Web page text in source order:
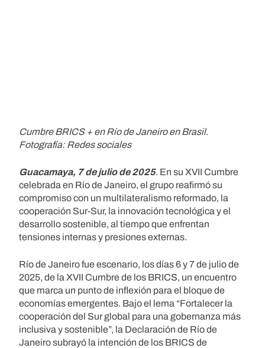
Cumbre BRICS + en Río de Janeiro en Brasil.
Fotografía: Redes sociales
Guacamaya, 7 de julio de 2025. En su XVII Cumbre
celebrada en Río de Janeiro, el grupo reafirmó su
compromiso con un multilateralismo reformado, la
cooperación Sur-Sur, la innovación tecnológica y el
desarrollo sostenible, al tiempo que enfrentan
tensiones internas y presiones externas.
Río de Janeiro fue escenario, los días 6 y 7 de julio de
2025, de la XVII Cumbre de los BRICS, un encuentro
que marca un punto de inflexión para el bloque de
economías emergentes. Bajo el lema “Fortalecer la
cooperación del Sur global para una gobernanza más
inclusiva y sostenible”, la Declaración de Río de
Janeiro subrayó la intención de los BRICS de